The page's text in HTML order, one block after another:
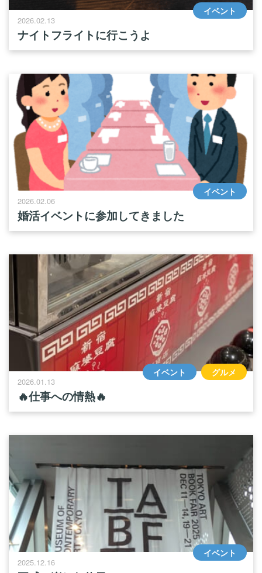
2026.02.13
ナイトフライトに行こうよ
イベント
2026.02.06
婚活イベントに参加してきました
イベント
2026.01.13
🔥仕事への情熱🔥
イベント グルメ
2025.12.16
イベント